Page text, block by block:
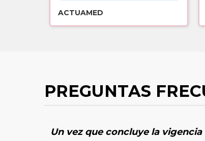
ACTUAMED
PREGUNTAS
Un vez que concluye la